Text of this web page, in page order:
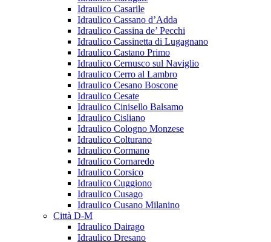
Idraulico Casarile
Idraulico Cassano d’Adda
Idraulico Cassina de’ Pecchi
Idraulico Cassinetta di Lugagnano
Idraulico Castano Primo
Idraulico Cernusco sul Naviglio
Idraulico Cerro al Lambro
Idraulico Cesano Boscone
Idraulico Cesate
Idraulico Cinisello Balsamo
Idraulico Cisliano
Idraulico Cologno Monzese
Idraulico Colturano
Idraulico Cormano
Idraulico Cornaredo
Idraulico Corsico
Idraulico Cuggiono
Idraulico Cusago
Idraulico Cusano Milanino
Città D-M
Idraulico Dairago
Idraulico Dresano